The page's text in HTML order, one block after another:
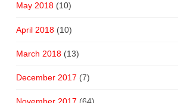
May 2018(10)
April 2018(10)
March 2018(13)
December 2017 (7)